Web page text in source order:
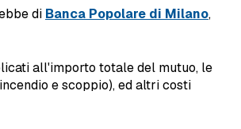
di Banca Popolare di Milano,
all'importo totale del mutuo, le
e scoppio), ed altri costi